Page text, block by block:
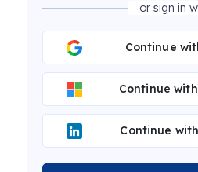
or sign in
Continue
Continue
Continue